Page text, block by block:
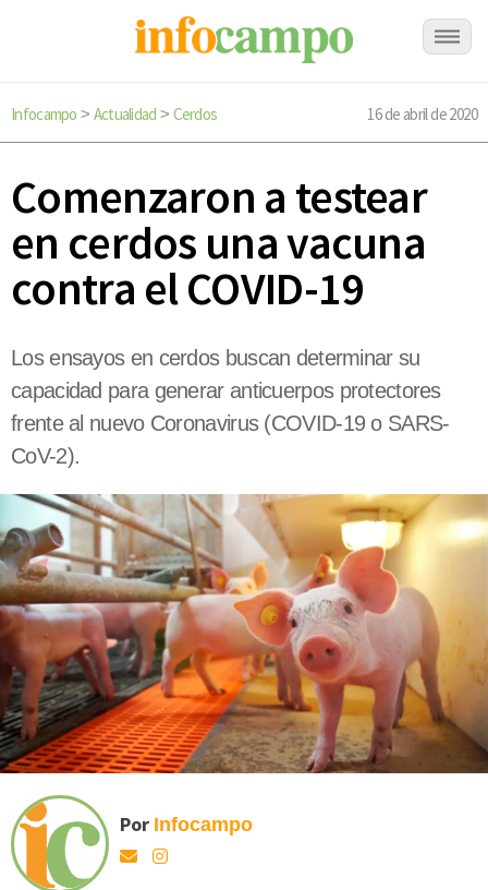
Infocampo > Actualidad > Cerdos 16 de abril de 2020
Comenzaron a testear
en cerdos una vacuna
contra el COVID-19
Los ensayos en cerdos buscan determinar su
capacidad para generar anticuerpos protectores
frente al nuevo Coronavirus (COVID-19 o SARS-
CoV-2).
Por Infocampo